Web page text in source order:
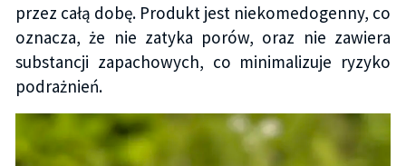
przez całą dobę. Produkt jest niekomedogenny, co
oznacza, że nie zatyka porów, oraz nie zawiera
substancji zapachowych, co minimalizuje ryzyko
podrażnień.